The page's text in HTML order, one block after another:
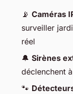
📡 Caméras
surveiller
réel
🔔 Sirènes
déclenchent
🐾